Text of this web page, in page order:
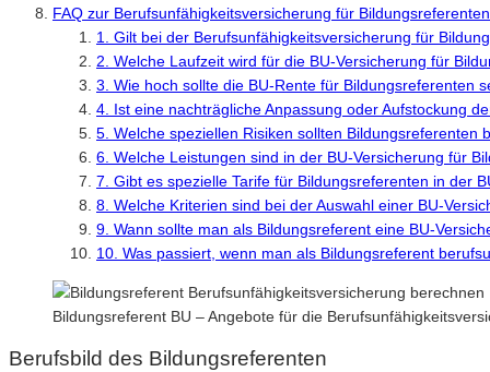
FAQ zur Berufsunfähigkeitsversicherung für Bildungsreferenten
1. Gilt bei der Berufsunfähigkeitsversicherung für
2. Welche Laufzeit wird für die BU-Versicherung für
3. Wie hoch sollte die BU-Rente für Bildungsreferenten
4. Ist eine nachträgliche Anpassung oder Aufstockung
5. Welche speziellen Risiken sollten Bildungsreferenten
6. Welche Leistungen sind in der BU-Versicherung für
7. Gibt es spezielle Tarife für Bildungsreferenten in der
8. Welche Kriterien sind bei der Auswahl einer BU-
9. Wann sollte man als Bildungsreferent eine BU-
10. Was passiert, wenn man als Bildungsreferent
Bildungsreferent BU – Angebote für die
Berufsbild des Bildungsreferenten